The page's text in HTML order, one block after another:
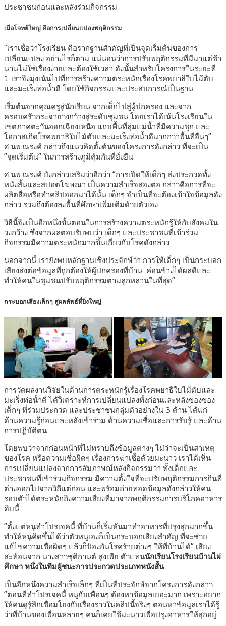
ประชาชนก่อนและหลังร่วมกิจกรรม
เมื่อโจทย์ใหญ่ คือการเปลี่ยนแปลงพฤติกรรม
“เราเชื่อว่าโรงเรียน คือรากฐานสำคัญที่เป็นจุดเริ่มต้นของการ
เปลี่ยนแปลง อย่างไรก็ตาม แน่นอนว่าการปรับพฤติกรรมที่มีมาแต่ช้า
นานไม่ใช่เรื่องง่ายและต้องใช้เวลา ดังนั้นสำหรับโครงการในระยะที่
1 เราจึงมุ่งเน้นไปที่การสร้างความตระหนักเรื่องโรคพยาธิใบไม้ตับ
และมะเร็งท่อน้ำดี โดยใช้กิจกรรมและประสบการณ์เป็นฐาน
เริ่มต้นจากคุณครูสู่นักเรียน จากเด็กไปสู่ผู้ปกครอง และจาก
ครอบครัวกระจายวงกว้างสู่ระดับชุมชน โดยเราได้เน้นโรงเรียนใน
เขตภาคตะวันออกเฉียงเหนือ แถบพื้นที่ลุ่มแม่น้ำที่มีความชุก และ
โอกาสเกิดโรคพยาธิใบไม้ตับและมะเร็งท่อน้ำดีมากกว่าพื้นที่อื่นๆ”
ศ.นพ.ณรงค์ กล่าวถึงแนวคิดตั้งต้นของโครงการดังกล่าว ที่จะเป็น
“จุดเริ่มต้น” ในการสร้างภูมิคุ้มกันที่ยั่งยืน
ศ.นพ.ณรงค์ ยังกล่าวเสริมว่าอีกว่า “การเปิดให้เด็กๆ ส่งประกวดทั้ง
หนังสั้นและสปอตโฆษณา เป็นความสำเร็จสองต่อ กล่าวคือการที่จะ
ผลิตสื่อหรือทำคลิปออกมาได้นั้น เด็กๆ จำเป็นที่จะต้องเข้าใจข้อมูลดัง
กล่าว รวมถึงต้องลงพื้นที่ศึกษาเพิ่มเติมด้วยตัวเอง
วิธีนี้จึงเป็นอีกหนึ่งขั้นตอนในการสร้างความตระหนักรู้ให้กับสังคมใน
วงกว้าง ซึ่งจากผลตอบรับพบว่า เด็กๆ และประชาชนที่เข้าร่วม
กิจกรรมมีความตระหนักมากขึ้นเกี่ยวกับโรคดังกล่าว
นอกจากนี้ เรายังพบหลักฐานเชิงประจักษ์ว่า การให้เด็กๆ เป็นกระบอก
เสียงส่งต่อข้อมูลที่ถูกต้องให้ผู้ปกครองที่บ้าน ค่อนข้างได้ผลดีและ
ทำให้คนในชุมชนปรับพฤติกรรมตามลูกหลานในที่สุด”
กระบอกเสียงเล็กๆ สู่ผลลัพธ์ที่ยิ่งใหญ่
การวัดผลงานวิจัยในด้านการตระหนักรู้เรื่องโรคพยาธิใบไม้ตับและ
มะเร็งท่อน้ำดี ได้วิเคราะห์การเปลี่ยนแปลงทั้งก่อนและหลังของของ
เด็กๆ ที่ร่วมประกวด และประชาชนกลุ่มตัวอย่างใน 3 ด้าน ได้แก่
ด้านความรู้ก่อนและหลังเข้าร่วม ด้านความเชื่อและการรับรู้ และด้าน
การปฏิบัติตน
โดยพบว่าจากก่อนหน้าที่ไม่ทราบถึงข้อมูลต่างๆ ไม่ว่าจะเป็นสาเหตุ
ของโรค หรือความเชื่อผิดๆ เรื่องการฆ่าเชื้อด้วยมะนาว เราได้เห็น
การเปลี่ยนแปลงจากการสัมภาษณ์หลังกิจกรรมว่า ทั้งเด็กและ
ประชาชนที่เข้าร่วมกิจกรรม มีความตั้งใจที่จะปรับพฤติกรรมการกินที่
ต่างออกไปจากวิถีแต่ก่อน และพร้อมถ่ายทอดข้อมูลดังกล่าวให้คน
รอบตัวได้ตระหนักถึงความเสี่ยงที่มาจากพฤติกรรมการบริโภคอาหาร
ดิบนี้
“ตั้งแต่หนูทำโปรเจคนี้ ที่บ้านก็เริ่มหันมาทำอาหารที่ปรุงสุกมากขึ้น
ทำให้หนูคิดขึ้นได้ว่าตัวหนูเองก็เป็นกระบอกเสียงสำคัญ ที่จะช่วย
แก้ไขความเชื่อผิดๆ แล้วก็ป้องกันโรคร้ายต่างๆ ให้ที่บ้านได้” เสียง
สะท้อนจาก นางสาวชุติกานต์ สูงเพีย ตัวแทนนักเรียนโรงเรียนบ้านไผ่
ศึกษา หนึ่งในทีมผู้ชนะการประกวดประเภทหนังสั้น
เป็นอีกหนึ่งความสำเร็จเล็กๆ ที่เป็นที่ประจักษ์จากโครงการดังกล่าว
“ตอนที่ทำโปรเจคนี้ หนูกับเพื่อนๆ ต้องหาข้อมูลเยอะมาก เพราะอยาก
ให้คนดูรู้สึกเชื่อมโยงกับเรื่องราวในคลิปนี้จริงๆ ตอนหาข้อมูลเราได้รู้
ว่าที่บ้านของเพื่อนหลายๆ คนก็เคยใช้มะนาวเพื่อปรุงอาหารให้สุกอยู่